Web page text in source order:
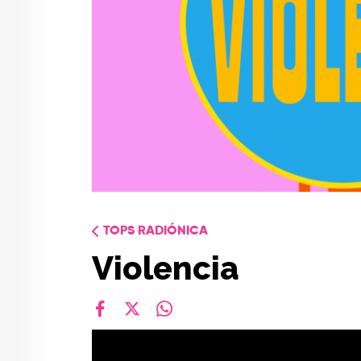
TOPS RADIÓNICA
Violencia
facebook
X whatsapp